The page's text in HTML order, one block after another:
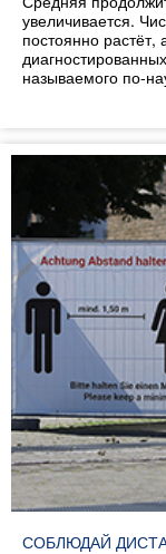
увеличивается.
постоянно растёт,
называемого по-
СОБЛЮДАЙ